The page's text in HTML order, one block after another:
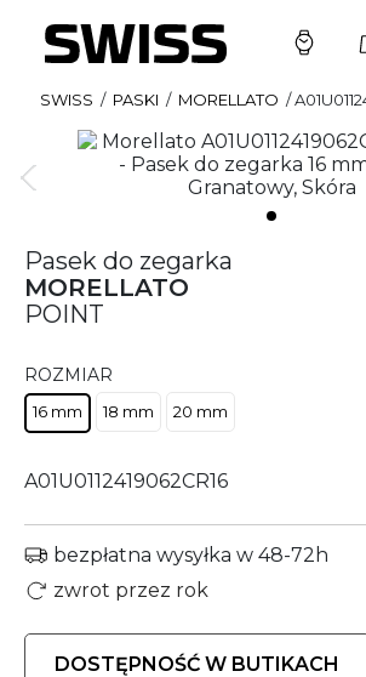
SWISS / PASKI / MORELLATO /
Pasek do zegarka
MORELLATO
POINT
ROZMIAR
16 mm 18 mm 20 mm
A01U0112419062CR16
bezpłatna wysyłka w 48-72h
zwrot przez rok
DOSTĘPNOŚĆ W BUTIKACH